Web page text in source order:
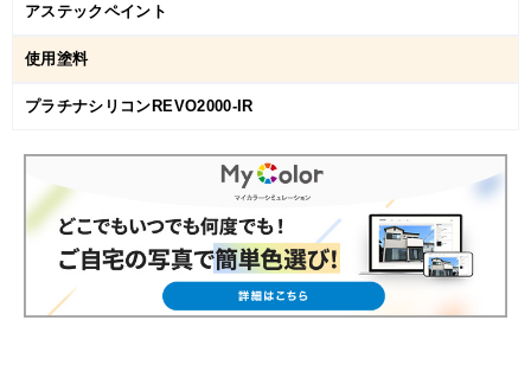
アステックペイント
使用塗料
プラチナシリコンREVO2000-IR